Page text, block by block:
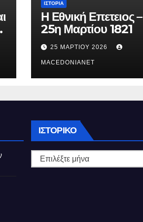
ΙΣΤΟΡΊΑ
Η Εθνική Επετειος –
25η Μαρτίου 1821
25 ΜΑΡΤΊΟΥ 2026
MACEDONIANET
ΙΣΤΟΡΙΚΌ Ιστορικό